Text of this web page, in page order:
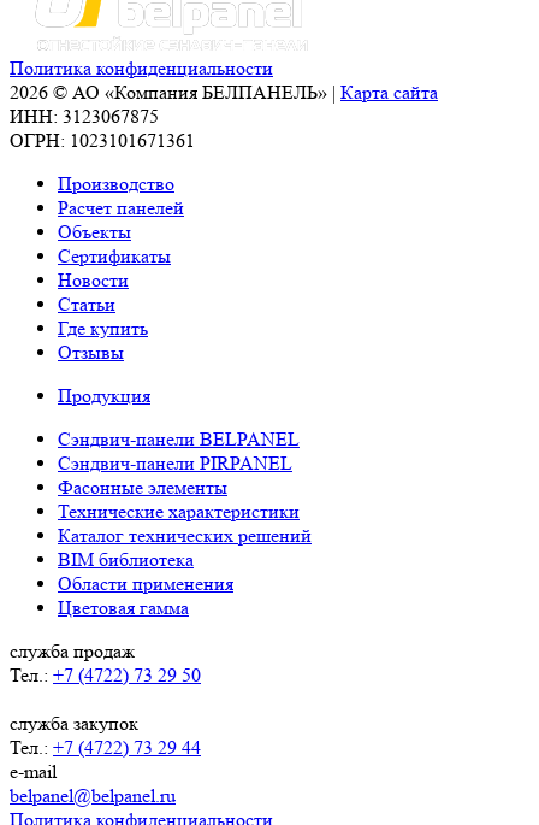
Политика конфиденциальности
2026 © АО «Компания БЕЛПАНЕЛЬ» | Карта сайта
ИНН: 3123067875
ОГРН: 1023101671361
Производство
Расчет панелей
Объекты
Сертификаты
Новости
Статьи
Где купить
Отзывы
Продукция
Сэндвич-панели BELPANEL
Сэндвич-панели PIRPANEL
Фасонные элементы
Технические характеристики
Каталог технических решений
BIM библиотека
Области применения
Цветовая гамма
служба продаж
Тел.: +7 (4722) 73 29 50
служба закупок
Тел.: +7 (4722) 73 29 44
e-mail
belpanel@belpanel.ru
Политика конфиденциальности